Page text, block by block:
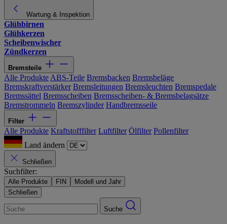
Wartung & Inspektion
Glühbirnen
Glühkerzen
Scheibenwischer
Zündkerzen
Bremsteile
Alle Produkte ABS-Teile Bremsbacken Bremsbeläge
Bremskraftverstärker Bremsleitungen Bremsleuchten Bremspedale
Bremssättel Bremsscheiben Bremsscheiben- & Bremsbelagsätze
Bremstrommeln Bremszylinder Handbremsseile
Filter
Alle Produkte Kraftstofffilter Luftfilter Ölfilter Pollenfilter
Land ändern
Schließen
Suchfilter:
Alle Produkte FIN
Modell und Jahr
Schließen
Suche